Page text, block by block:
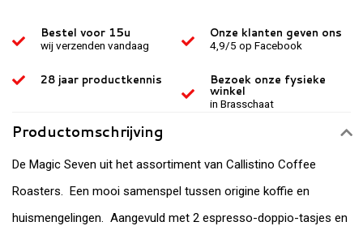
Bestel voor 15u
wij verzenden vandaag
Onze klanten geven ons
4,9/5 op Facebook
28 jaar productkennis Bezoek onze fysieke
winkel
in Brasschaat
Productomschrijving
De Magic Seven uit het assortiment van Callistino Coffee
Roasters. Een mooi samenspel tussen origine koffie en
huismengelingen. Aangevuld met 2 espresso-doppio-tasjes en